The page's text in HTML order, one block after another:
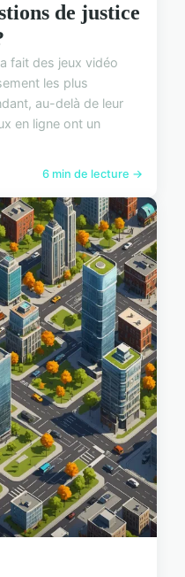
de justice
fait des jeux vidéo
les plus
au-delà de leur
en ligne ont un
6 min de lecture →